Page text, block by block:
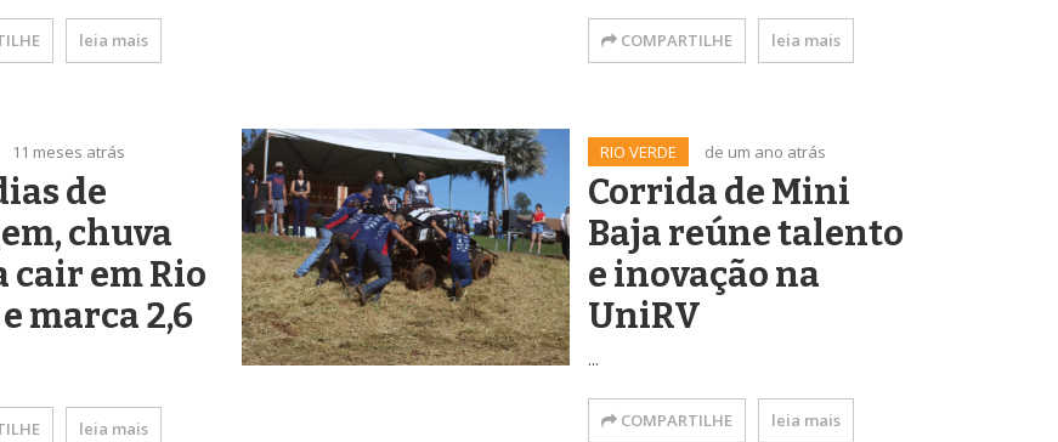
leia mais COMPARTILHE leia mais
11 meses atrás
de
chuva
cair em Rio
marca 2,6
leia mais
RIO VERDE de um ano atrás
Corrida de Mini
Baja reúne talento
e inovação na
UniRV
...
COMPARTILHE leia mais